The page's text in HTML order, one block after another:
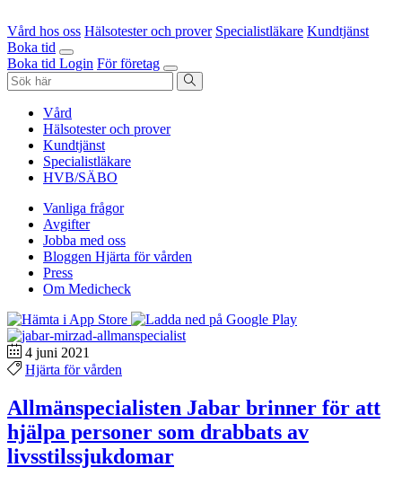
Vård hos oss Hälsotester och prover Specialistläkare Kundtjänst
Boka tid
Boka tid Login För företag
Vård
Hälsotester och prover
Kundtjänst
Specialistläkare
HVB/SÄBO
Vanliga frågor
Avgifter
Jobba med oss
Bloggen Hjärta för vården
Press
Om Medicheck
4 juni 2021
Hjärta för vården
Allmänspecialisten Jabar brinner för att
hjälpa personer som drabbats av
livsstilssjukdomar